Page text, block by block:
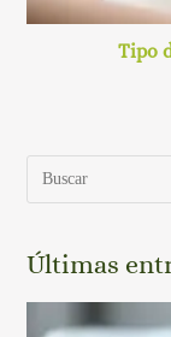
Tipo
Últimas